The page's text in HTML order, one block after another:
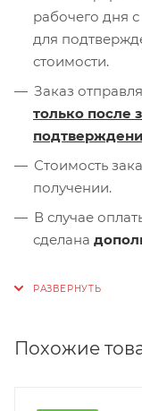
рабочего дня
для
стоимости.
Заказ
только после
Стоимость
получении.
В случае
сделана
Похожие